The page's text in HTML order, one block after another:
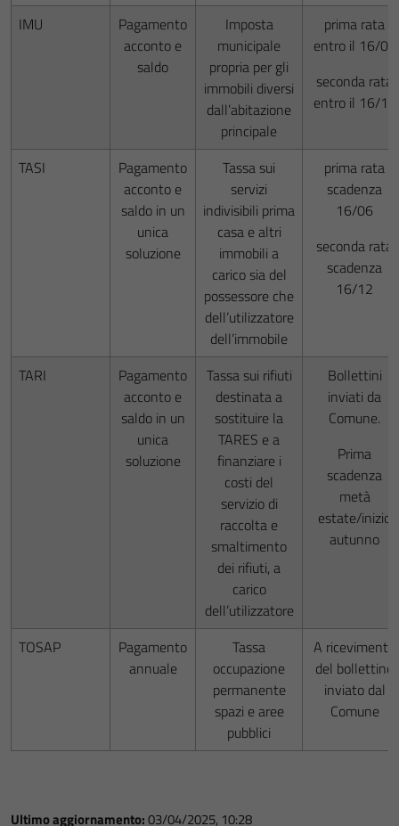
IMU
Pagamento
acconto e
saldo
Imposta
municipale
propria per gli
immobili diversi
dall’abitazione
principale
prima rata
entro il 16/06
seconda rata
entro il 16/12
TASI
Pagamento
acconto e
saldo in un
unica
soluzione
Tassa sui
servizi
indivisibili prima
casa e altri
immobili a
carico sia del
possessore che
dell’utilizzatore
dell’immobile
prima rata
scadenza
16/06
seconda rata
scadenza
16/12
TARI
Pagamento
acconto e
saldo in un
unica
soluzione
Tassa sui rifiuti
destinata a
sostituire la
TARES e a
finanziare i
costi del
servizio di
raccolta e
smaltimento
dei rifiuti, a
carico
dell’utilizzatore
Bollettini
inviati da
Comune.
Prima
scadenza
metà
estate/inizio
autunno
TOSAP
Pagamento
annuale
Tassa
occupazione
permanente
spazi e aree
pubblici
A ricevimento
del bollettino
inviato dal
Comune
Ultimo aggiornamento:03/04/2025, 10:28